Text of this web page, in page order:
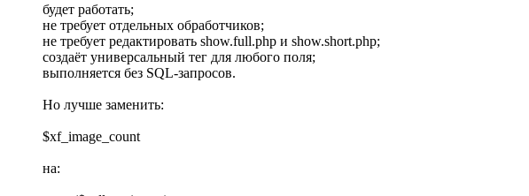
будет работать;
не требует отдельных обработчиков;
не требует редактировать show.full.php и show.short.php;
создаёт универсальный тег для любого поля;
выполняется без SQL-запросов.
Но лучше заменить:
$xf_image_count
на: